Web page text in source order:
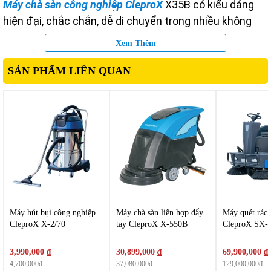
Máy chà sàn công nghiệp CleproXX35B có kiểu dáng
hiện đại, chắc chắn, dễ di chuyển trong nhiều không
gian khác nhau, kể cả hành lang hoặc khu vực hẹp.
Vỏ máy được làm từ nhựa ABS siêu bền, chống va đập
và chống ăn mòn, đảm bảo độ bền lâu dài dù làm việc
Tay cầm điều khiển được thiết kế công thái học
(ergonomic), dễ thao tác, giúp người vận hành không bị
mỏi khi sử dụng lâu. Bánh xe lớn, di chuyển êm ái,
không gây trầy xước mặt sàn.
Xem Thêm
SẢN PHẨM LIÊN QUAN
Máy hút bụi công nghiệp
CleproX X-2/70
3,990,000 ₫
4,700,000₫
Máy chà sàn liên hợp đẩy
tay CleproX X-550B
30,899,000 ₫
37,080,000₫
Máy quét rác
CleproX SX-
69,900,000 ₫
129,000,000₫